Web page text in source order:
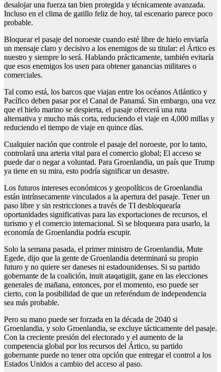
desalojar una fuerza tan bien protegida y técnicamente avanzada.
Incluso en el clima de gatillo feliz de hoy, tal escenario parece poco
probable.
Bloquear el pasaje del noroeste cuando esté libre de hielo enviaría
un mensaje claro y decisivo a los enemigos de su titular: el Ártico es
nuestro y siempre lo será. Hablando prácticamente, también evitaría
que esos enemigos los usen para obtener ganancias militares o
comerciales.
Tal como está, los barcos que viajan entre los océanos Atlántico y
Pacífico deben pasar por el Canal de Panamá. Sin embargo, una vez
que el hielo marino se despierta, el pasaje ofrecerá una ruta
alternativa y mucho más corta, reduciendo el viaje en 4,000 millas y
reduciendo el tiempo de viaje en quince días.
Cualquier nación que controle el pasaje del noroeste, por lo tanto,
controlará una arteria vital para el comercio global; El acceso se
puede dar o negar a voluntad. Para Groenlandia, un país que Trump
ya tiene en su mira, esto podría significar un desastre.
Los futuros intereses económicos y geopolíticos de Groenlandia
están intrínsecamente vinculados a la apertura del pasaje. Tener un
paso libre y sin restricciones a través de TI desbloquearía
oportunidades significativas para las exportaciones de recursos, el
turismo y el comercio internacional. Si se bloqueara para usarlo, la
economía de Groenlandia podría escupir.
Solo la semana pasada, el primer ministro de Groenlandia, Mute
Egede, dijo que la gente de Groenlandia determinará su propio
futuro y no quiere ser daneses ni estadounidenses. Si su partido
gobernante de la coalición, inuit ataqatigiit, gane en las elecciones
generales de mañana, entonces, por el momento, eso puede ser
cierto, con la posibilidad de que un referéndum de independencia
sea más probable.
Pero su mano puede ser forzada en la década de 2040 si
Groenlandia, y solo Groenlandia, se excluye tácticamente del pasaje.
Con la creciente presión del electorado y el aumento de la
competencia global por los recursos del Ártico, su partido
gobernante puede no tener otra opción que entregar el control a los
Estados Unidos a cambio del acceso al paso.